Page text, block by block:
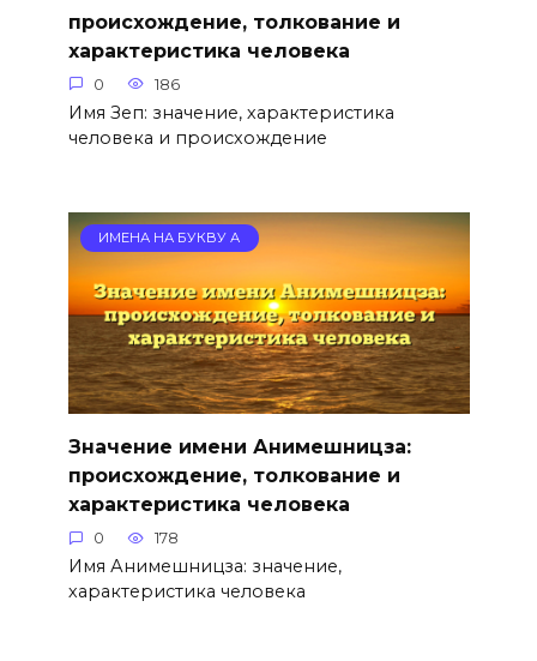
происхождение, толкование и
характеристика человека
0 186
Имя Зеп: значение, характеристика
человека и происхождение
ИМЕНА НА БУКВУ А
Значение имени Анимешницза:
происхождение, толкование и
характеристика человека
0 178
Имя Анимешницза: значение,
характеристика человека